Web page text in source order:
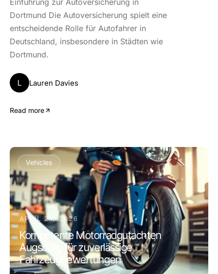
Einführung zur Autoversicherung in
Dortmund Die Autoversicherung spielt eine
entscheidende Rolle für Autofahrer in
Deutschland, insbesondere in Städten wie
Dortmund.
L Lauren Davies
Read more
Vehicles
APRIL 21, 2026
Kompetente Motorradgutachten
Augsburg für zuverlässige
Fahrzeugbewertungen